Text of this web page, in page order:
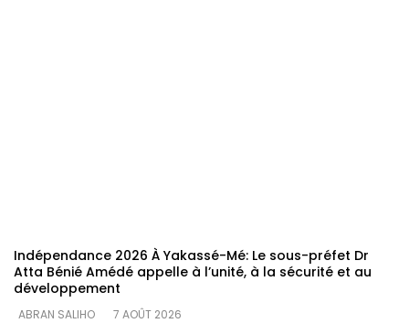
Indépendance 2026 À Yakassé-Mé: Le sous-préfet Dr
Atta Bénié Amédé appelle à l’unité, à la sécurité et au
développement
ABRAN SALIHO
7 AOÛT 2026